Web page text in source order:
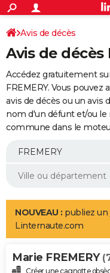
ACTUALITÉS
Politique
Société
Faits Divers
Education
Monde
Villes
+
SPORT
Coupe du monde 2026
Football
Tennis
Cyclisme
Rugby
Forum
Programme TV
TNT
Streaming
Cinéma
Sorties cinéma
Musique
+
FINANCE
Retraite
Epargne
Immobilier
Risques naturels par ville
Banque
Assurance
AUTO
Essais
Réserver un essai
Citadines
Berlines
SUV
Forum auto
+
Mobiles
Meilleur smartphone
Internet
Ordinateurs
Jeux vidéo
Guide high-tech
Aménagement intérieur
LIFESTYLE
Art de vivre
Bien-être
Loisirs
Mode
Modes de vie
Alimentation
Guide de la santé
Maladies
Médicaments
Sommeil
VOYAGE
Avis de décès
Avis de décès
Accédez gratuitement
FREMERY. Vous
avis de décès ou un avis
nom d'un défunt et/ou le
commune dans le
NOUVEAU : publiez un
Linternaute.com
Marie FREMERY
Créer une cagnotte